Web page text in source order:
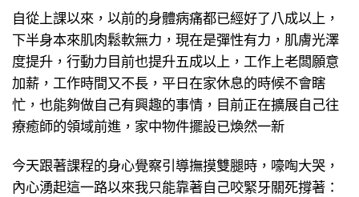
自從上課以來，以前的身體病痛都已經好了八成以上，
下半身本來肌肉鬆軟無力，現在是彈性有力，肌膚光澤
度提升，行動力目前也提升五成以上，工作上老闆願意
加薪，工作時間又不長，平日在家休息的時候不會瞎
忙，也能夠做自己有興趣的事情，目前正在擴展自己往
療癒師的領域前進，家中物件擺設已煥然一新
今天跟著課程的身心覺察引導撫摸雙腿時，嚎啕大哭，
內心湧起這一路以來我只能靠著自己咬緊牙關死撐著：